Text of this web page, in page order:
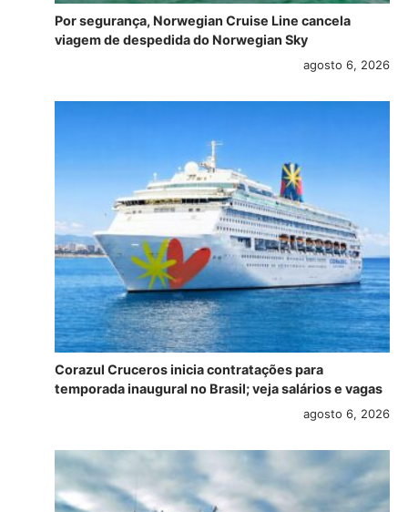
Por segurança, Norwegian Cruise Line cancela
viagem de despedida do Norwegian Sky
agosto 6, 2026
Corazul Cruceros inicia contratações para
temporada inaugural no Brasil; veja salários e vagas
agosto 6, 2026